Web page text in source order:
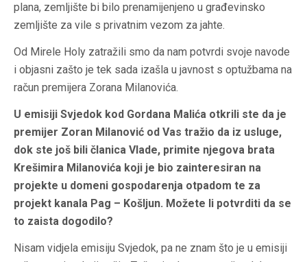
plana, zemljište bi bilo prenamijenjeno u građevinsko
zemljište za vile s privatnim vezom za jahte.
Od Mirele Holy zatražili smo da nam potvrdi svoje navode
i objasni zašto je tek sada izašla u javnost s optužbama na
račun premijera Zorana Milanovića.
U emisiji Svjedok kod Gordana Malića otkrili ste da je
premijer Zoran Milanović od Vas tražio da iz usluge,
dok ste još bili članica Vlade, primite njegova brata
Krešimira Milanovića koji je bio zainteresiran na
projekte u domeni gospodarenja otpadom te za
projekt kanala Pag – Košljun. Možete li potvrditi da se
to zaista dogodilo?
Nisam vidjela emisiju Svjedok, pa ne znam što je u emisiji